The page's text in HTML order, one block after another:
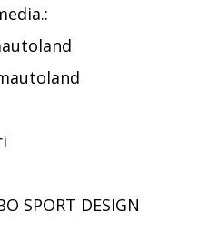
SPORT DESIGN